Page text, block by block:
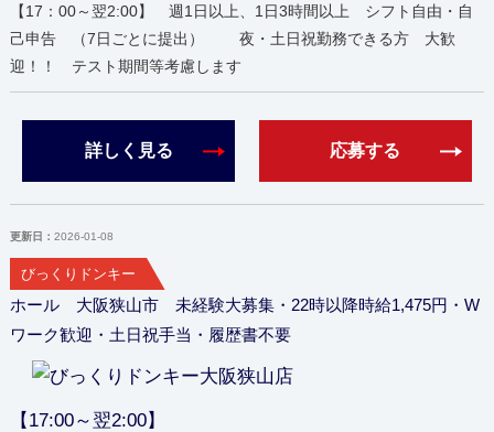
【17：00～翌2:00】 週1日以上、1日3時間以上 シフト自由・自
己申告 （7日ごとに提出） 夜・土日祝勤務できる方 大歓
迎！！ テスト期間等考慮します
詳しく見る 応募する
更新日： 2026-01-08
びっくりドンキー
ホール 大阪狭山市 未経験大募集・22時以降時給1,475円・W
ワーク歓迎・土日祝手当・履歴書不要
【17:00～翌2:00】